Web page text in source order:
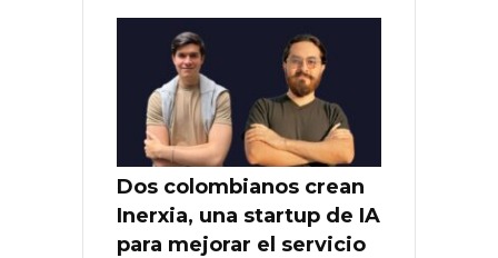
Dos colombianos crean
Inerxia, una startup de IA
para mejorar el servicio